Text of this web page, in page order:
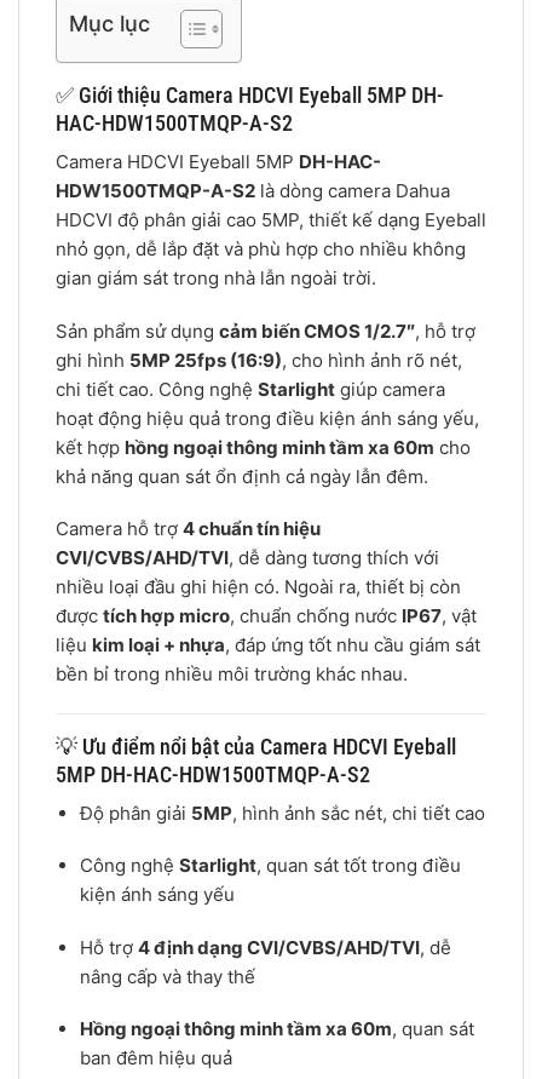
Mục lục
✅ Giới thiệu Camera HDCVI Eyeball 5MP DH-
HAC-HDW1500TMQP-A-S2
Camera HDCVI Eyeball 5MP DH-HAC-
HDW1500TMQP-A-S2 là dòng camera Dahua
HDCVI độ phân giải cao 5MP, thiết kế dạng Eyeball
nhỏ gọn, dễ lắp đặt và phù hợp cho nhiều không
gian giám sát trong nhà lẫn ngoài trời.
Sản phẩm sử dụng cảm biến CMOS 1/2.7″, hỗ trợ
ghi hình 5MP 25fps (16:9), cho hình ảnh rõ nét,
chi tiết cao. Công nghệ Starlight giúp camera
hoạt động hiệu quả trong điều kiện ánh sáng yếu,
kết hợp hồng ngoại thông minh tầm xa 60m cho
khả năng quan sát ổn định cả ngày lẫn đêm.
Camera hỗ trợ 4 chuẩn tín hiệu
CVI/CVBS/AHD/TVI, dễ dàng tương thích với
nhiều loại đầu ghi hiện có. Ngoài ra, thiết bị còn
được tích hợp micro, chuẩn chống nước IP67, vật
liệu kim loại + nhựa, đáp ứng tốt nhu cầu giám sát
bền bỉ trong nhiều môi trường khác nhau.
💡 Ưu điểm nổi bật của Camera HDCVI Eyeball
5MP DH-HAC-HDW1500TMQP-A-S2
Độ phân giải 5MP, hình ảnh sắc nét, chi tiết cao
Công nghệ Starlight, quan sát tốt trong điều
kiện ánh sáng yếu
Hỗ trợ 4 định dạng CVI/CVBS/AHD/TVI, dễ
nâng cấp và thay thế
Hồng ngoại thông minh tầm xa 60m, quan sát
ban đêm hiệu quả